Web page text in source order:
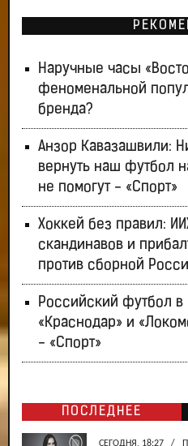
Наручные часы
феноменальной
бренда?
Анзор Кавазашвили:
вернуть наш футбол
не помогут - «Спорт»
Хоккей без правил:
скандинавов и
против сборной
Российский футбол в
«Краснодар» и
- «Спорт»
ПОСЛЕДНЕЕ
СЕГОДНЯ, 18:27 /